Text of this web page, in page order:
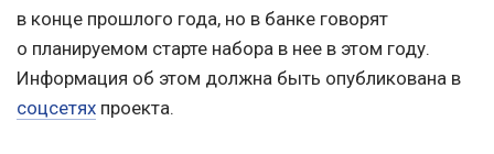
в конце прошлого года, но в банке говорят
о планируемом старте набора в нее в этом году.
Информация об этом должна быть опубликована в
соцсетях проекта.